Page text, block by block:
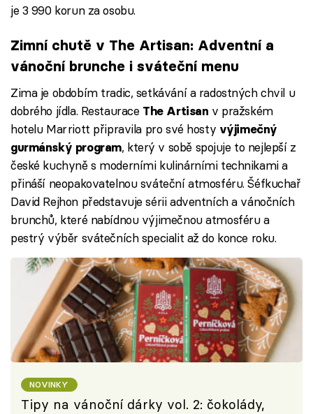
je 3 990 korun za osobu.
Zimní chutě v The Artisan: Adventní a
vánoční brunche i sváteční menu
Zima je obdobím tradic, setkávání a radostných chvil u
dobrého jídla. RestauraceThe Artisan v pražském
hotelu Marriott připravila pro své hosty výjimečný
gurmánský program, který v sobě spojuje to nejlepší z
české kuchyně s moderními kulinárními technikami a
přináší neopakovatelnou sváteční atmosféru. Šéfkuchař
David Rejhon představuje sérii adventních a vánočních
brunchů, které nabídnou výjimečnou atmosféru a
pestrý výběr svátečních specialit až do konce roku.
NOVINKY
Tipy na vánoční dárky vol. 2: čokolády,